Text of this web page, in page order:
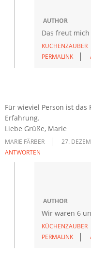
AUTHOR
Das freut
KÜCHENZAUBER
PERMALINK
Für wieviel Person ist das
Erfahrung.
Liebe Grüße, Marie
MARIE FÄRBER 27.
ANTWORTEN
AUTHOR
Wir waren 6
KÜCHENZAUBER
PERMALINK